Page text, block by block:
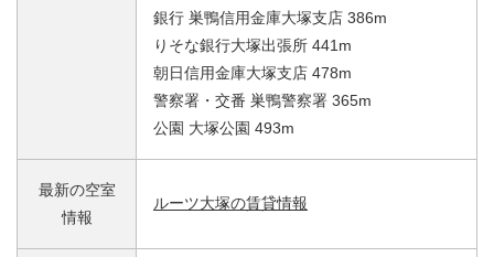
銀行 巣鴨信用金庫大塚支店 386m
りそな銀行大塚出張所 441m
朝日信用金庫大塚支店 478m
警察署・交番 巣鴨警察署 365m
公園 大塚公園 493m
最新の空室
情報
ルーツ大塚の賃貸情報